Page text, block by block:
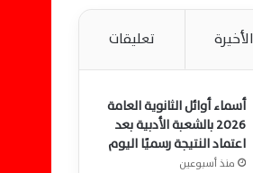
الأخيرة تعليقات
أسماء أوائل الثانوية العامة
2026 بالشعبة الأدبية بعد
اعتماد النتيجة رسميًا اليوم
منذ أسبوعين